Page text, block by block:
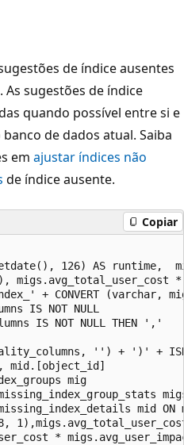
de índice ausentes
sugestões de índice
quando possível entre si e
de dados atual. Saiba
em ajustar índices não
de índice ausente.
Copiar
126) AS runtime,
migs.avg_total_user_cost
+ CONVERT (varchar,
IS NOT NULL
IS NOT NULL THEN ','
'') + ')' +
mid.[object_id]
mig
(28,